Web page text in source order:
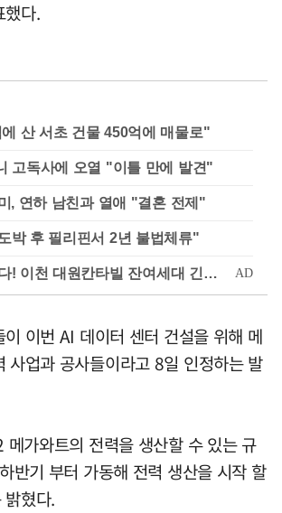
했다.
산 서초 건물 450억에 매물로"
고독사에 오열 "이틀 만에 발견"
, 연하 남친과 열애 "결혼 전제"
박 후 필리핀서 2년 불법체류"
이번 AI 데이터 센터 건설을 위해 메
사업과 공사들이라고 8일 인정하는 발
가와트의 전력을 생산할 수 있는 규
반기 부터 가동해 전력 생산을 시작 할
혔다.